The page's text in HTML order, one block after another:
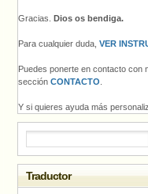
Gracias. Dios os bendiga.
Para cualquier duda, VER
Puedes ponerte en contacto con
sección CONTACTO
Y si quieres ayuda más
Traductor